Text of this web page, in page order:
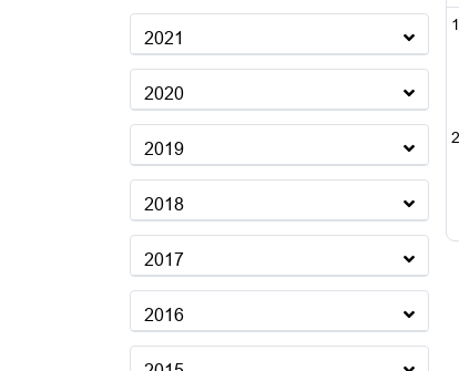
2021
2020
2019
2018
2017
2016